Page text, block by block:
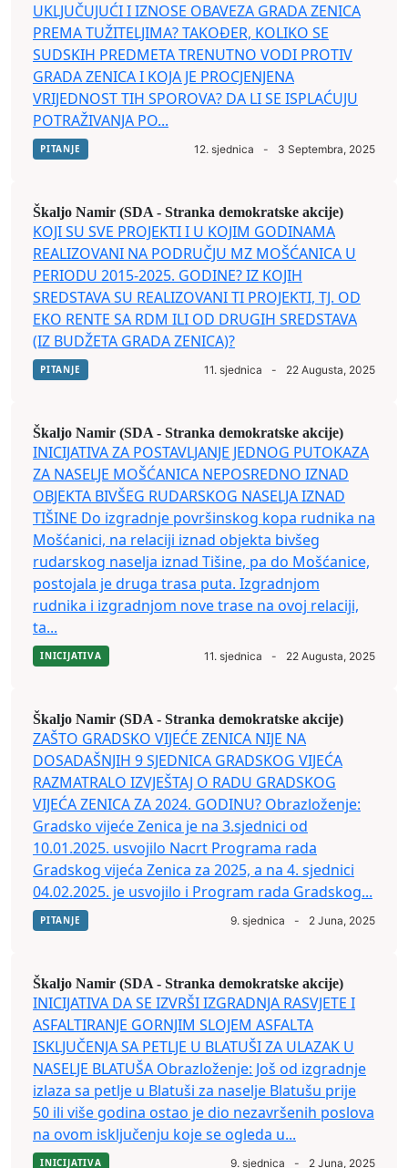
UKLJUČUJUĆI I IZNOSE OBAVEZA GRADA ZENICA
PREMA TUŽITELJIMA? TAKOĐER, KOLIKO SE
SUDSKIH PREDMETA TRENUTNO VODI PROTIV
GRADA ZENICA I KOJA JE PROCJENJENA
VRIJEDNOST TIH SPOROVA? DA LI SE ISPLAĆUJU
POTRAŽIVANJA PO...
PITANJE 12. sjednica - 3 Septembra, 2025
Škaljo Namir (SDA - Stranka demokratske akcije)
KOJI SU SVE PROJEKTI I U KOJIM GODINAMA
REALIZOVANI NA PODRUČJU MZ MOŠĆANICA U
PERIODU 2015-2025. GODINE? IZ KOJIH
SREDSTAVA SU REALIZOVANI TI PROJEKTI, TJ. OD
EKO RENTE SA RDM ILI OD DRUGIH SREDSTAVA
(IZ BUDŽETA GRADA ZENICA)?
PITANJE 11. sjednica - 22 Augusta, 2025
Škaljo Namir (SDA - Stranka demokratske akcije)
INICIJATIVA ZA POSTAVLJANJE JEDNOG PUTOKAZA
ZA NASELJE MOŠĆANICA NEPOSREDNO IZNAD
OBJEKTA BIVŠEG RUDARSKOG NASELJA IZNAD
TIŠINE Do izgradnje površinskog kopa rudnika na
Mošćanici, na relaciji iznad objekta bivšeg
rudarskog naselja iznad Tišine, pa do Mošćanice,
postojala je druga trasa puta. Izgradnjom
rudnika i izgradnjom nove trase na ovoj relaciji,
ta...
INICIJATIVA 11. sjednica - 22 Augusta, 2025
Škaljo Namir (SDA - Stranka demokratske akcije)
ZAŠTO GRADSKO VIJEĆE ZENICA NIJE NA
DOSADAŠNJIH 9 SJEDNICA GRADSKOG VIJEĆA
RAZMATRALO IZVJEŠTAJ O RADU GRADSKOG
VIJEĆA ZENICA ZA 2024. GODINU? Obrazloženje:
Gradsko vijeće Zenica je na 3.sjednici od
10.01.2025. usvojilo Nacrt Programa rada
Gradskog vijeća Zenica za 2025, a na 4. sjednici
04.02.2025. je usvojilo i Program rada Gradskog...
PITANJE 9. sjednica - 2 Juna, 2025
Škaljo Namir (SDA - Stranka demokratske akcije)
INICIJATIVA DA SE IZVRŠI IZGRADNJA RASVJETE I
ASFALTIRANJE GORNJIM SLOJEM ASFALTA
ISKLJUČENJA SA PETLJE U BLATUŠI ZA ULAZAK U
NASELJE BLATUŠA Obrazloženje: Još od izgradnje
izlaza sa petlje u Blatuši za naselje Blatušu prije
50 ili više godina ostao je dio nezavršenih poslova
na ovom isključenju koje se ogleda u...
INICIJATIVA 9. sjednica - 2 Juna, 2025